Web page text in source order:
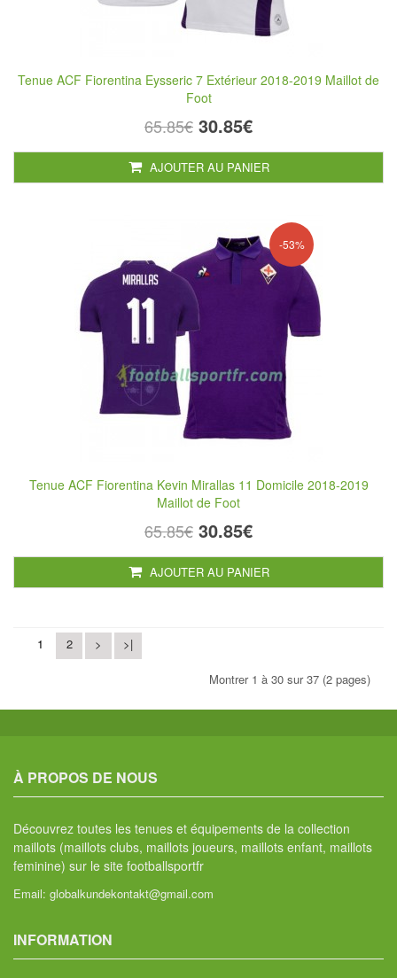
Tenue ACF Fiorentina Eysseric 7 Extérieur 2018-2019 Maillot de
Foot
65.85€ 30.85€
AJOUTER AU PANIER
-53%
Tenue ACF Fiorentina Kevin Mirallas 11 Domicile 2018-2019
Maillot de Foot
65.85€ 30.85€
AJOUTER AU PANIER
1 2 > >|
Montrer 1 à 30 sur 37 (2 pages)
À PROPOS DE NOUS
Découvrez toutes les tenues et équipements de la collection
maillots (maillots clubs, maillots joueurs, maillots enfant, maillots
feminine) sur le site footballsportfr
Email: globalkundekontakt@gmail.com
INFORMATION